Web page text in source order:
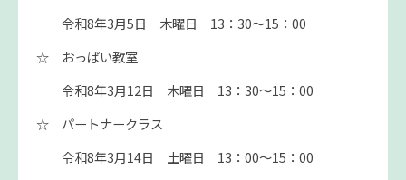
令和8年3月5日 木曜日 13：30～15：00
☆ おっぱい教室
令和8年3月12日 木曜日 13：30～15：00
☆ パートナークラス
令和8年3月14日 土曜日 13：00～15：00